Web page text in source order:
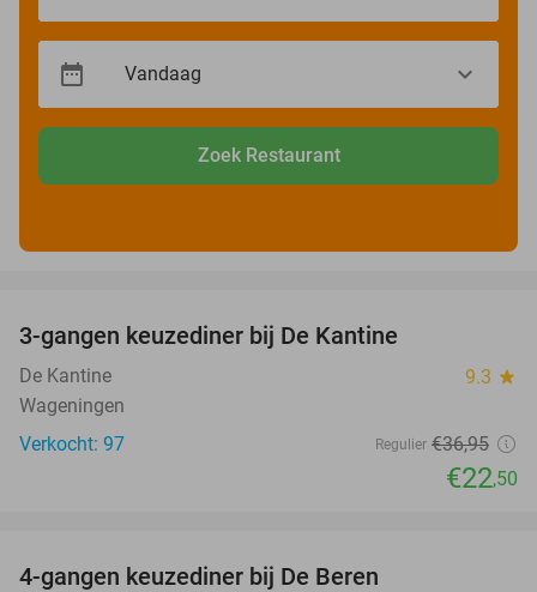
Zoek Restaurant
3-gangen keuzediner bij De Kantine
De Kantine 9.3 star
Wageningen
Verkocht: 97
Regulier €36,95
€22,50
4-gangen keuzediner bij De Beren